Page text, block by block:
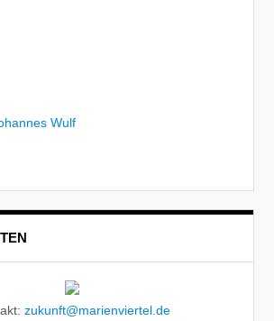
zukunft@marienviertel.de